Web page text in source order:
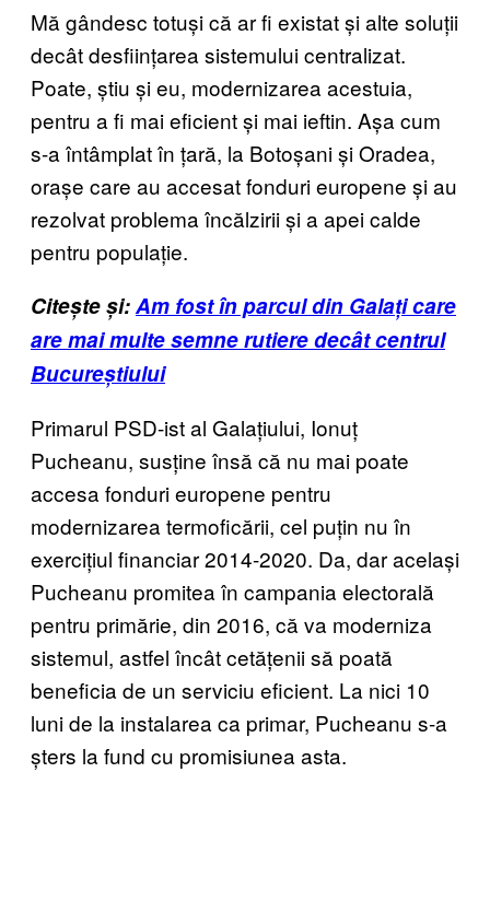
Mă gândesc totuși că ar fi existat și alte soluții
decât desființarea sistemului centralizat.
Poate, știu și eu, modernizarea acestuia,
pentru a fi mai eficient și mai ieftin. Așa cum
s-a întâmplat în țară, la Botoșani și Oradea,
orașe care au accesat fonduri europene și au
rezolvat problema încălzirii și a apei calde
pentru populație.
Citește și:Am fost în parcul din Galați care
are mai multe semne rutiere decât centrul
Bucureștiului
Primarul PSD-ist al Galațiului, Ionuț
Pucheanu, susține însă că nu mai poate
accesa fonduri europene pentru
modernizarea termoficării, cel puțin nu în
exercițiul financiar 2014-2020. Da, dar același
Pucheanu promitea în campania electorală
pentru primărie, din 2016, că va moderniza
sistemul, astfel încât cetățenii să poată
beneficia de un serviciu eficient. La nici 10
luni de la instalarea ca primar, Pucheanu s-a
șters la fund cu promisiunea asta.